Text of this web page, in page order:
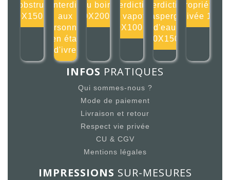
d'obstruer
150X150mm
Interdit
aux
personnes
en état
d'ivre
ou boire
200X200mm
Interdiction
de vapoter
100X100mm
Interdiction
d'asperger
d'eau
150X150m
propriété
privée 15
INFOS PRATIQUES
Qui sommes-nous ?
Mode de paiement
Livraison et retour
Respect vie privée
CU & CGV
Mentions légales
IMPRESSIONS SUR-MESURES